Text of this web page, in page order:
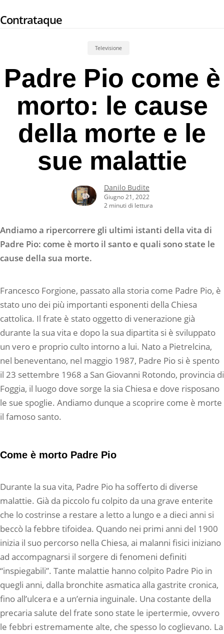
to
Contrataque
Televisione
Padre Pio come è
morto: le cause
della morte e le
sue malattie
Danilo Budite
Giugno 21, 2022
2 minuti di lettura
Andiamo a ripercorrere gli ultimi istanti della vita di
Padre Pio: come è morto il santo e quali sono state le
cause della sua morte.
Francesco Forgione, passato alla storia come Padre Pio, è
stato uno dei più importanti esponenti della Chiesa
cattolica. Il frate è stato oggetto di venerazione già
durante la sua vita e dopo la sua dipartita si è sviluppato
un vero e proprio culto intorno a lui. Nato a Pietrelcina,
nel beneventano, nel maggio 1987, Padre Pio si è spento
il 23 settembre 1968 a San Giovanni Rotondo, provincia di
Foggia, il luogo dove sorge la sia Chiesa e dove risposano
le sue spoglie. Andiamo dunque a scoprire come è morte
il famoso santo.
Come è morto Padre Pio
Durante la sua vita, Padre Pio ha sofferto di diverse
malattie. Già da piccolo fu colpito da una grave enterite
che lo costrinse a restare a letto a lungo e a dieci anni si
beccò la febbre tifoidea. Quando nei primi anni del 1900
inizia il suo percorso nella Chiesa, ai malanni fisici iniziano
ad accompagnarsi il sorgere di fenomeni definiti
“inspiegabili”. Tante malattie hanno colpito Padre Pio in
quegli anni, dalla bronchite asmatica alla gastrite cronica,
fino all’ulcera e a un’ernia inguinale. Una costante della
precaria salute del frate sono state le ipertermie, ovvero
le febbri estremamente alte, che spesso lo coglievano. La